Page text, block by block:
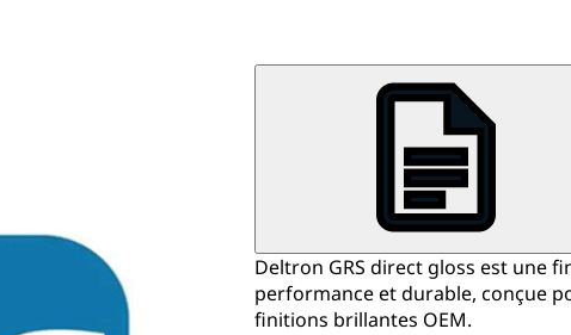
Deltron GRS direct gloss est une
performance et durable, conçue
finitions brillantes OEM.